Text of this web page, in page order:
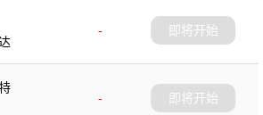
-
即将开始
-
即将开始